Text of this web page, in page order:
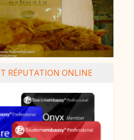
RÉPUTATION ONLINE